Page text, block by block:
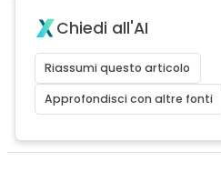
Chiedi all'AI
Riassumi questo articolo
Approfondisci con altre fonti